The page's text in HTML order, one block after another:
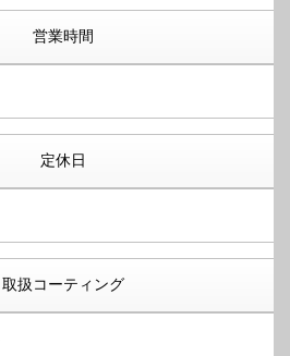
営業時間
定休日
取扱コーティング